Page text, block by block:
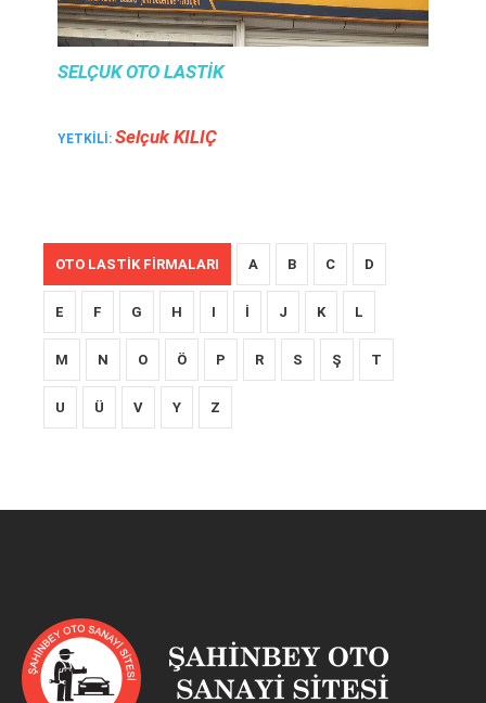
SELÇUK OTO LASTIK
YETKILI: Selçuk KILIÇ
OTO LASTIK FIRMALARI A B C D
E F G H I İ J K L
M N O Ö P R S Ş T
U Ü V Y Z